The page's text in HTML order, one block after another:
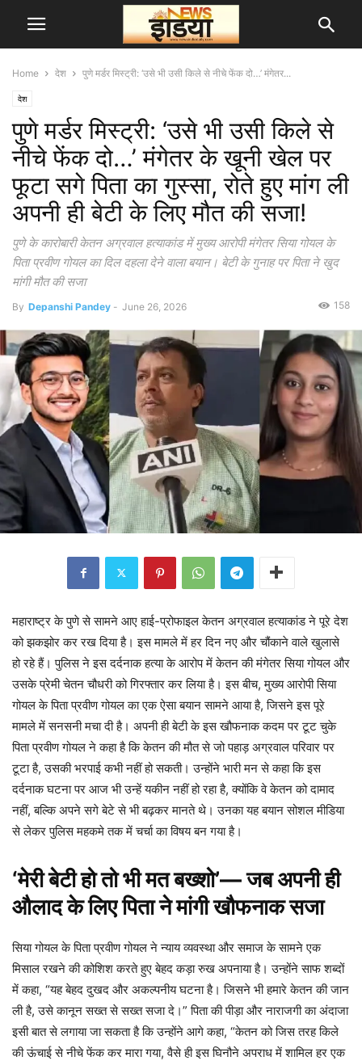
Home देश पुणे मर्डर मिस्ट्री: ‘उसे भी उसी किले से नीचे फेंक दो…’ मंगेतर...
देश
पुणे मर्डर मिस्ट्री: ‘उसे भी उसी किले से
नीचे फेंक दो…’ मंगेतर के खूनी खेल पर
फूटा सगे पिता का गुस्सा, रोते हुए मांग ली
अपनी ही बेटी के लिए मौत की सजा!
पुणे के कारोबारी केतन अग्रवाल हत्याकांड में मुख्य आरोपी मंगेतर सिया गोयल के
पिता प्रवीण गोयल का दिल दहला देने वाला बयान। बेटी के गुनाह पर पिता ने खुद
मांगी मौत की सजा
By Depanshi Pandey - June 26, 2026 158
महाराष्ट्र के पुणे से सामने आए हाई-प्रोफाइल केतन अग्रवाल हत्याकांड ने पूरे देश
को झकझोर कर रख दिया है। इस मामले में हर दिन नए और चौंकाने वाले खुलासे
हो रहे हैं। पुलिस ने इस दर्दनाक हत्या के आरोप में केतन की मंगेतर सिया गोयल और
उसके प्रेमी चेतन चौधरी को गिरफ्तार कर लिया है। इस बीच, मुख्य आरोपी सिया
गोयल के पिता प्रवीण गोयल का एक ऐसा बयान सामने आया है, जिसने इस पूरे
मामले में सनसनी मचा दी है। अपनी ही बेटी के इस खौफनाक कदम पर टूट चुके
पिता प्रवीण गोयल ने कहा है कि केतन की मौत से जो पहाड़ अग्रवाल परिवार पर
टूटा है, उसकी भरपाई कभी नहीं हो सकती। उन्होंने भारी मन से कहा कि इस
दर्दनाक घटना पर आज भी उन्हें यकीन नहीं हो रहा है, क्योंकि वे केतन को दामाद
नहीं, बल्कि अपने सगे बेटे से भी बढ़कर मानते थे। उनका यह बयान सोशल मीडिया
से लेकर पुलिस महकमे तक में चर्चा का विषय बन गया है।
‘मेरी बेटी हो तो भी मत बख्शो’— जब अपनी ही
औलाद के लिए पिता ने मांगी खौफनाक सजा
सिया गोयल के पिता प्रवीण गोयल ने न्याय व्यवस्था और समाज के सामने एक
मिसाल रखने की कोशिश करते हुए बेहद कड़ा रुख अपनाया है। उन्होंने साफ शब्दों
में कहा, “यह बेहद दुखद और अकल्पनीय घटना है। जिसने भी हमारे केतन की जान
ली है, उसे कानून सख्त से सख्त सजा दे।” पिता की पीड़ा और नाराजगी का अंदाजा
इसी बात से लगाया जा सकता है कि उन्होंने आगे कहा, “केतन को जिस तरह किले
की ऊंचाई से नीचे फेंक कर मारा गया, वैसे ही इस घिनौने अपराध में शामिल हर एक